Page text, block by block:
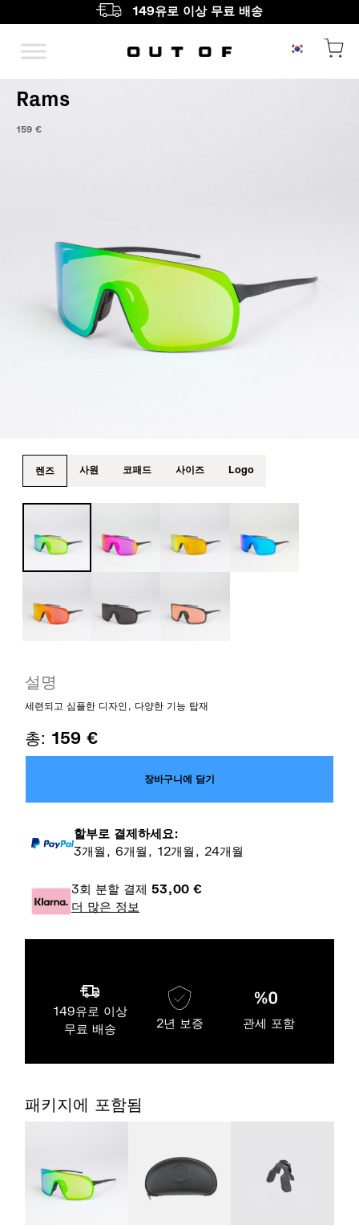
149유로 이상 무료 배송
메인 내비게이션
Rams
159 €
렌즈 사원 코패드 사이즈 Logo
설명
세련되고 심플한 디자인, 다양한 기능 탑재
총: 159 €
장바구니에 담기
할부로 결제하세요:
3개월, 6개월, 12개월, 24개월
3회 분할 결제53,00 €
더 많은 정보
149유로 이상
무료 배송
2년 보증 관세 포함
패키지에 포함됨